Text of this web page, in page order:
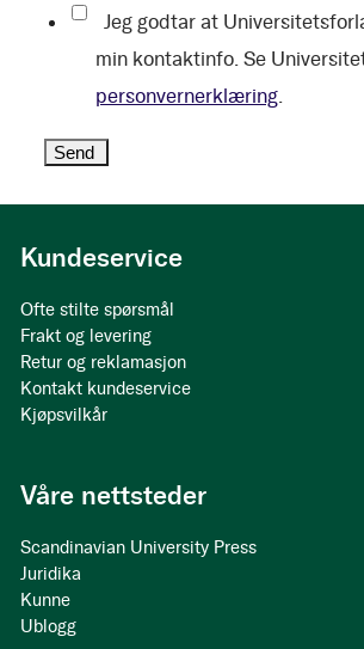
Jeg godtar at
min kontaktinfo. Se
personvernerklæring
Kundeservice
Ofte stilte spørsmål
Frakt og levering
Retur og reklamasjon
Kontakt kundeservice
Kjøpsvilkår
Våre nettsteder
Scandinavian University Press
Juridika
Kunne
Ublogg